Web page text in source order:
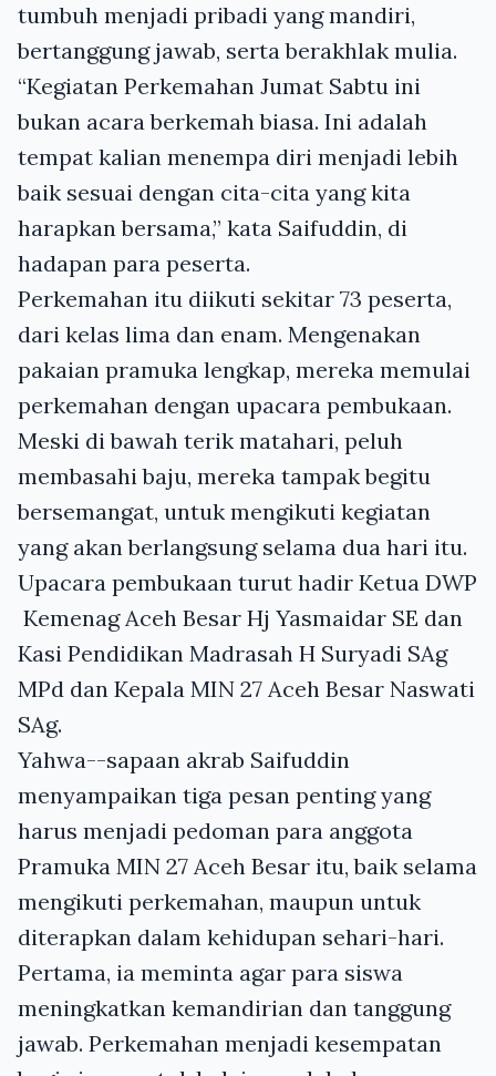
tumbuh menjadi pribadi yang mandiri,
bertanggung jawab, serta berakhlak mulia.
“Kegiatan Perkemahan Jumat Sabtu ini
bukan acara berkemah biasa. Ini adalah
tempat kalian menempa diri menjadi lebih
baik sesuai dengan cita-cita yang kita
harapkan bersama,” kata Saifuddin, di
hadapan para peserta.
Perkemahan itu diikuti sekitar 73 peserta,
dari kelas lima dan enam. Mengenakan
pakaian pramuka lengkap, mereka memulai
perkemahan dengan upacara pembukaan.
Meski di bawah terik matahari, peluh
membasahi baju, mereka tampak begitu
bersemangat, untuk mengikuti kegiatan
yang akan berlangsung selama dua hari itu.
Upacara pembukaan turut hadir Ketua DWP
Kemenag Aceh Besar Hj Yasmaidar SE dan
Kasi Pendidikan Madrasah H Suryadi SAg
MPd dan Kepala MIN 27 Aceh Besar Naswati
SAg.
Yahwa--sapaan akrab Saifuddin
menyampaikan tiga pesan penting yang
harus menjadi pedoman para anggota
Pramuka MIN 27 Aceh Besar itu, baik selama
mengikuti perkemahan, maupun untuk
diterapkan dalam kehidupan sehari-hari.
Pertama, ia meminta agar para siswa
meningkatkan kemandirian dan tanggung
jawab. Perkemahan menjadi kesempatan